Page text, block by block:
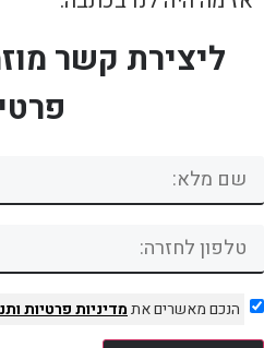
ליצירת קשר
הנכם מאשרים אתמדיניות פרטיות